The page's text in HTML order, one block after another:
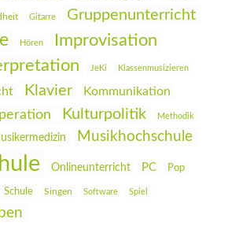
Gitarre Gruppenunterricht
Hören Improvisation
JeKi Klassenmusizieren
Klavier Kommunikation
Kulturpolitik Methodik
Musikhochschule
Onlineunterricht PC Pop
Schule Singen Software Spiel